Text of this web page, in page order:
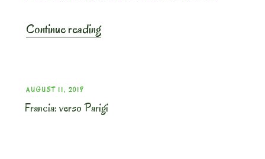
Continue reading“Francia.
POSTED
ON
AUGUST 11, 2019
Francia: verso Parigi